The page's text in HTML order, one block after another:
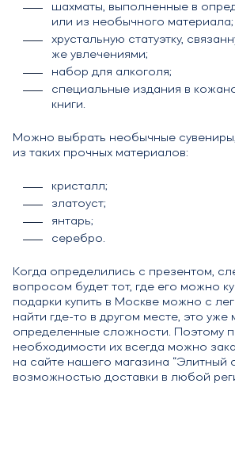
шахматы, выполненные в
или из необычного материала;
хрустальную статуэтку,
же увлечениями;
набор для алкоголя;
специальные издания в
книги.
Можно выбрать необычные
из таких прочных материалов:
кристалл;
златоуст;
янтарь;
серебро.
Когда определились с презентом,
вопросом будет тот, где его можно
подарки купить в Москве можно с
найти где-то в другом месте, это уже
определенные сложности. Поэтому
необходимости их всегда можно
на сайте нашего магазина “Элитный
возможностью доставки в любой